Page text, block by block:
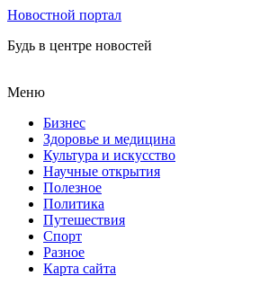
Новостной портал
Будь в центре новостей
Меню
Бизнес
Здоровье и медицина
Культура и искусство
Научные открытия
Полезное
Политика
Путешествия
Спорт
Разное
Карта сайта